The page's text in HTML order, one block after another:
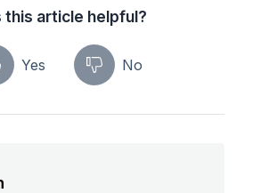
this article helpful?
Yes No